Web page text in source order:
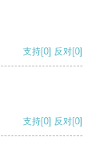
支持[0] 反对[0]
支持[0] 反对[0]